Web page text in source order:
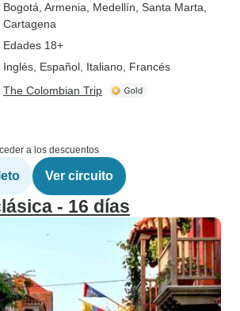
Bogotá , Armenia , Medellín , Santa Marta
Cartagena
Edades 18+
Inglés, Español, Italiano, Francés
The Colombian Trip
a los descuentos
Ver circuito
- 16 días